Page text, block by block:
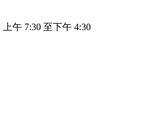
午 7:30 至下午 4:30